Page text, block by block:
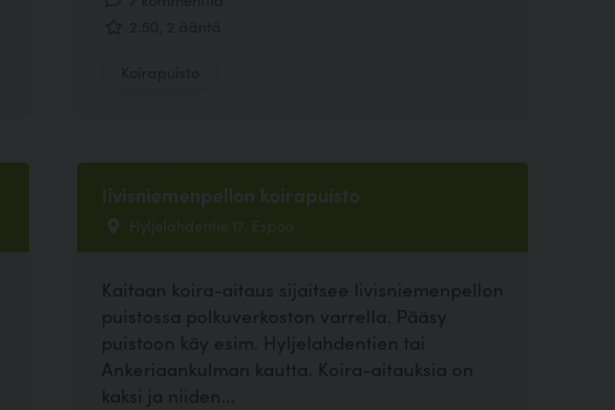
Iivisniemenpellon koirapuisto
Hyljelahdentie 17, Espoo
Kaitaan koira-aitaus sijaitsee Iivisniemenpellon
puistossa polkuverkoston varrella. Pääsy
puistoon käy esim. Hyljelahdentien tai
Ankeriaankulman kautta. Koira-aitauksia on
kaksi ja niiden...